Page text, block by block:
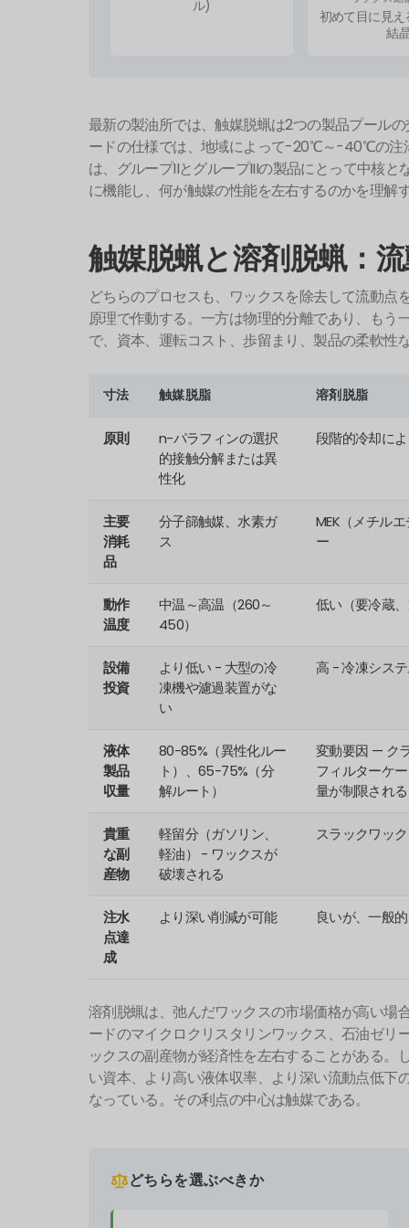
ル)
初めて目に見
結
最新の製油所では、触媒脱蝋は2つの製品プール
ードの仕様では、地域によって-20℃～-40℃の注
は、グループIIとグループIIIの製品にとって中核
に機能し、何が触媒の性能を左右するのかを理
触媒脱蝋と溶剤脱蝋：
どちらのプロセスも、ワックスを除去して流動
原理で作動する。一方は物理的分離であり、もう
で、資本、運転コスト、歩留まり、製品の柔軟性
寸法 触媒脱脂 溶剤脱脂
原則
n-パラフィンの選択
的接触分解または異
性化
段階的冷却に
主要
消耗
品
分子篩触媒、水素ガ
ス
MEK（メチル
ー
動作
温度
中温～高温（260～
450）
低い（要冷蔵
設備
投資
より低い - 大型の冷
凍機や濾過装置がな
い
高 - 冷凍シス
液体
製品
収量
80-85%（異性化ルー
ト）、65-75%（分
解ルート）
変動要因 — ク
フィルターケ
量が制限され
貴重
な副
産物
軽留分（ガソリン、
軽油） - ワックスが
破壊される
スラックワッ
注水
点達
成
より深い削減が可能 良いが、一般
溶剤脱蝋は、弛んだワックスの市場価格が高い場
ードのマイクロクリスタリンワックス、石油ゼ
ックスの副産物が経済性を左右することがある
い資本、より高い液体収率、より深い流動点低
なっている。その利点の中心は触媒である。
どちらを選ぶべきか